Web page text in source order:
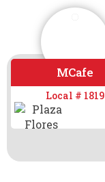
MCafe
Local # 1819